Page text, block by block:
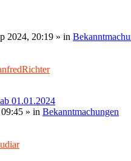
2024, 20:19 » in
01.01.2024
» in Bekanntmachungen